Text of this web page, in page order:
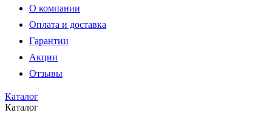
О компании
Оплата и доставка
Гарантии
Акции
Отзывы
Каталог
Каталог